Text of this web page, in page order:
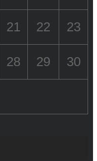
21 22 23
28 29 30